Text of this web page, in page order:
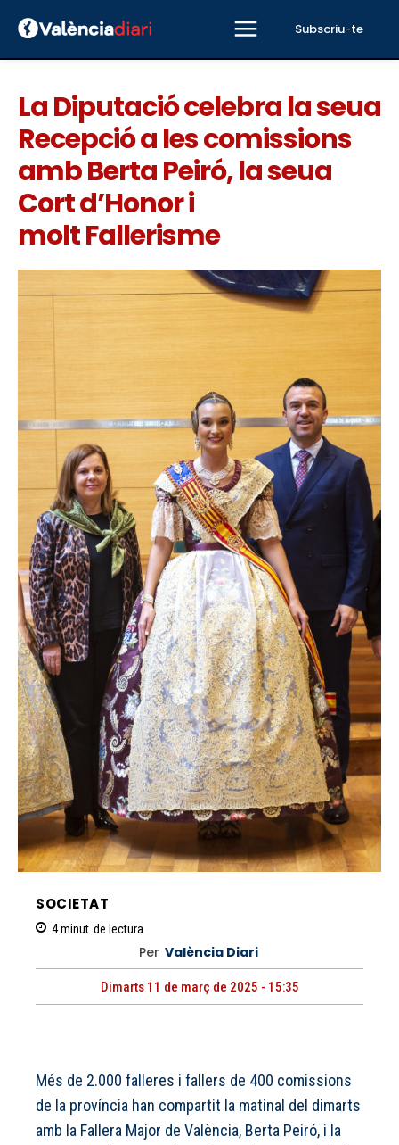
Subscriu-te
La Diputació celebra la seua
Recepció a les comissions
amb Berta Peiró, la seua
Cort d’Honor i
molt Fallerisme
SOCIETAT
4minut de lectura
Per València Diari
Dimarts 11 de març de 2025 - 15:35
Més de 2.000 falleres i fallers de 400 comissions
de la província han compartit la matinal del dimarts
amb la Fallera Major de València, Berta Peiró, i la